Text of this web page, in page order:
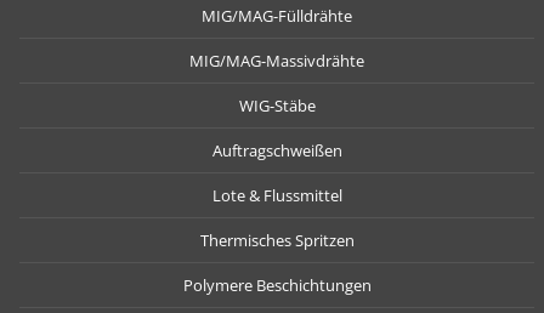
MIG/MAG-Fülldrähte
MIG/MAG-Massivdrähte
WIG-Stäbe
Auftragschweißen
Lote & Flussmittel
Thermisches Spritzen
Polymere Beschichtungen